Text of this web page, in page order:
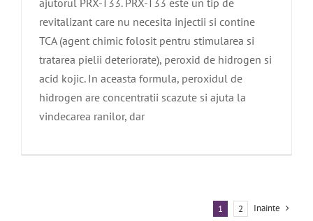
ajutorul PRX-T33. PRX-T33 este un tip de
revitalizant care nu necesita injectii si contine
TCA (agent chimic folosit pentru stimularea si
tratarea pielii deteriorate), peroxid de hidrogen si
acid kojic. In aceasta formula, peroxidul de
hidrogen are concentratii scazute si ajuta la
vindecarea ranilor, dar
1 2 Inainte